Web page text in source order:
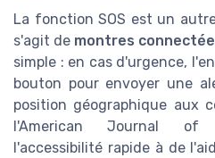
La fonction SOS est un
s'agit de montres
simple : en cas d'urgence,
bouton pour envoyer une
position géographique aux
l'American Journal of
l'accessibilité rapide à de